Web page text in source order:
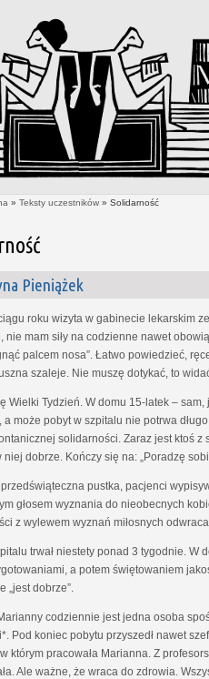
» Teksty uczestników » Solidarność
Pieniążek
roku wizyta w gabinecie lekarskim
nie mam siły na codzienne nawet
palcem nosa”. Łatwo powiedzieć,
szaleje. Nie muszę dotykać, to
Wielki Tydzień. W domu 15-latek –
a może pobyt w szpitalu nie potrwa
solidarności. Zaraz jest ktoś
niej dobrze. Kończy się na: „Poradzę
pustka, pacjenci
głosem wyznania do nieobecnych
z wylewem wyznań miłosnych
trwał niestety ponad 3 tygodnie.
a potem świętowaniem
„jest dobrze”.
codziennie jest jedna osoba
Pod koniec pobytu przyszedł nawet
którym pracowała Marianna. Z
Ale ważne, że wraca do zdrowia.